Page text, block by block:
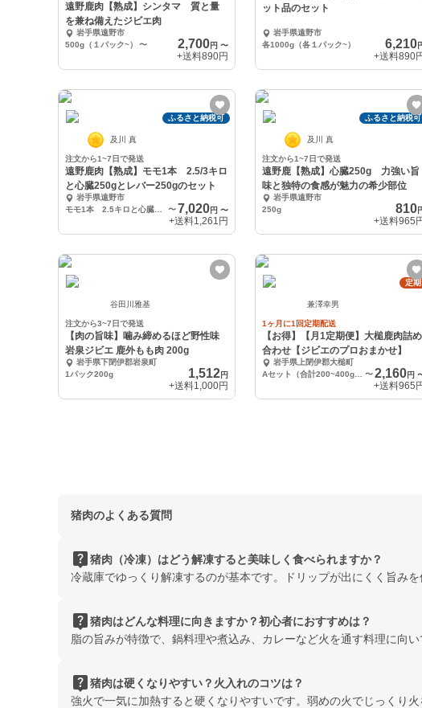
遠野鹿肉【熟成】シンタマ 質と量
を兼ね備えたジビエ肉
岩手県遠野市
500g（１パック~）
〜 2,700円 〜
+送料890円
ット品のセット
岩手県遠野市
各1000g（各１パック~）
6,210
+送料890
ふるさと納税可
及川 真
注文から1~7日で発送
遠野鹿肉【熟成】モモ1本 2.5/3キロ
と心臓250gとレバー250gのセット
岩手県遠野市
〜 7,020円 〜
+送料1,261円
ふるさと納税可
及川 真
注文から1~7日で発送
遠野鹿【熟成】心臓250g 力強い旨
味と独特の食感が魅力の希少部位
岩手県遠野市
250g
810
+送料965
谷田川雅基
注文から3~7日で発送
【肉の旨味】噛み締めるほど野性味
岩泉ジビエ 鹿外もも肉 200g
岩手県下閉伊郡岩泉町
1パック200g
1,512円
+送料1,000円
定期
兼澤幸男
1ヶ月に1回定期配送
【お得】【月1定期便】大槌鹿肉詰め
合わせ【ジビエのプロおまかせ】
岩手県上閉伊郡大槌町
Aセット（合計200~400g程度）
〜 2,160円
+送料965
猪肉のよくある質問
live_help猪肉（冷凍）はどう解凍すると美味しく食べられますか？
冷蔵庫でゆっくり解凍するのが基本です。ドリップが出にくく旨み
live_help猪肉はどんな料理に向きますか？初心者におすすめは？
脂の旨みが特徴で、鍋料理や煮込み、カレーなど火を通す料理に向
live_help猪肉は硬くなりやすい？火入れのコツは？
強火で一気に加熱すると硬くなりやすいです。弱めの火でじっくり火